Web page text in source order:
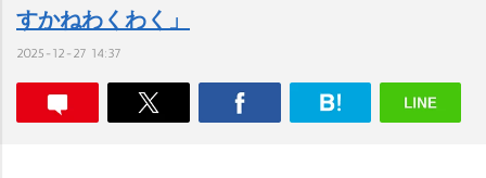
すかねわくわく」
2025-12-27 14:37